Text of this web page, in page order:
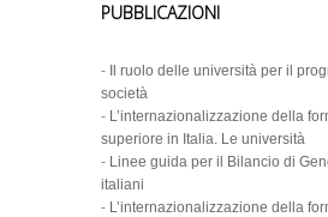
PUBBLICAZIONI
-
Il ruolo delle università per il
società
- L’internazionalizzazione della
superiore in Italia. Le università
- Linee guida per il Bilancio di
italiani
- L’internazionalizzazione della